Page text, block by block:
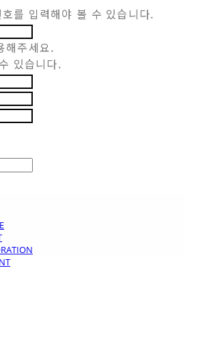
를 입력해야 볼 수 있습니다.
해주세요.
있습니다.